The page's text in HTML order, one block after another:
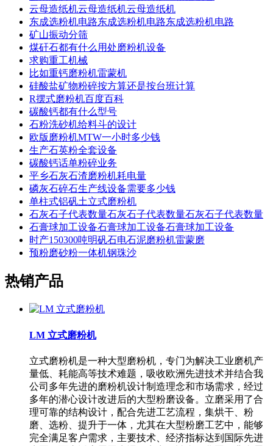
云母造纸机云母造纸机云母造纸机
东成选粉机电路东成选粉机电路东成选粉机电路
矿山振动分筛
煤矸石都有什么用处磨粉机设备
求购重工机械
比如重钙磨粉机雷蒙机
硅酸盐矿物粉碎按方算还是按台班计算
R摆式磨粉机百度百科
碳酸钙都有什么型号
石粉洗砂机给料斗的设计
欧版磨粉机MTW一小时多少钱
生产石英粉全套设备
碳酸钙话单粉碎业务
平乡石灰石渣磨粉机耗电量
磷灰石碎石生产线设备需要多少钱
单柱式铝矾土立式磨粉机
石灰石子代表数量石灰石子代表数量石灰石子代表数量
石膏球加工设备石膏球加工设备石膏球加工设备
时产150300吨明矾石电石泥磨粉机雷蒙磨
预粉磨砂粉一体机钢珠沙
热销产品
LM 立式磨粉机
立式磨粉机是一种大型磨粉机，专门为解决工业磨机产
量低、耗能高等技术难题，吸收欧洲先进技术并结合我
公司多年先进的磨粉机设计制造理念和市场需求，经过
多年的潜心设计改进后的大型粉磨设备。立磨采用了合
理可靠的结构设计，配合先进工艺流程，集烘干、粉
磨、选粉、提升于一体，尤其在大型粉磨工艺中，能够
完全满足客户需求，主要技术、经济指标达到国际先进